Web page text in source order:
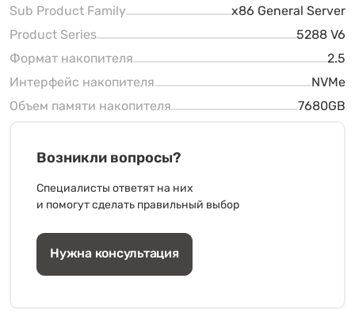
Sub Product Family
x86 General Server
Product Series
5288 V6
Формат накопителя
2.5
Интерфейс накопителя
NVMe
Объем памяти накопителя
7680GB
Возникли вопросы?
Специалисты ответят на них
и помогут сделать правильный выбор
Нужна консультация